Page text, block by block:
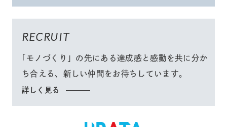
RECRUIT
「モノづくり」 の先にある達成感と感動を共に分か
ち合える、 新しい仲間をお待ちしています。
詳しく見る